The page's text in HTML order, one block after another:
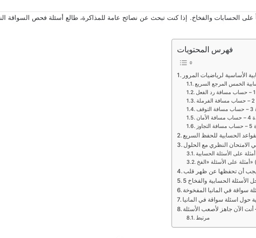
الحسابات والفخاخ. إذا كنت تبحث عن نصائح عامة للمذاكرة، طالع أسئلة فحص السواقة
فهرس المحتويات
الأساسية لرياضيات المرور
الخمس المرجع السريع
الحسابية للحفظ السريع
يجب أن تحفظها عن ظهر قلب
الأسئلة الحسابية والفخاخ
سواقة في المانيا المفخوخة
حول اسئلة سواقة في المانيا
أنت الآن جاهز لأصعب الأسئلة
مرتبط